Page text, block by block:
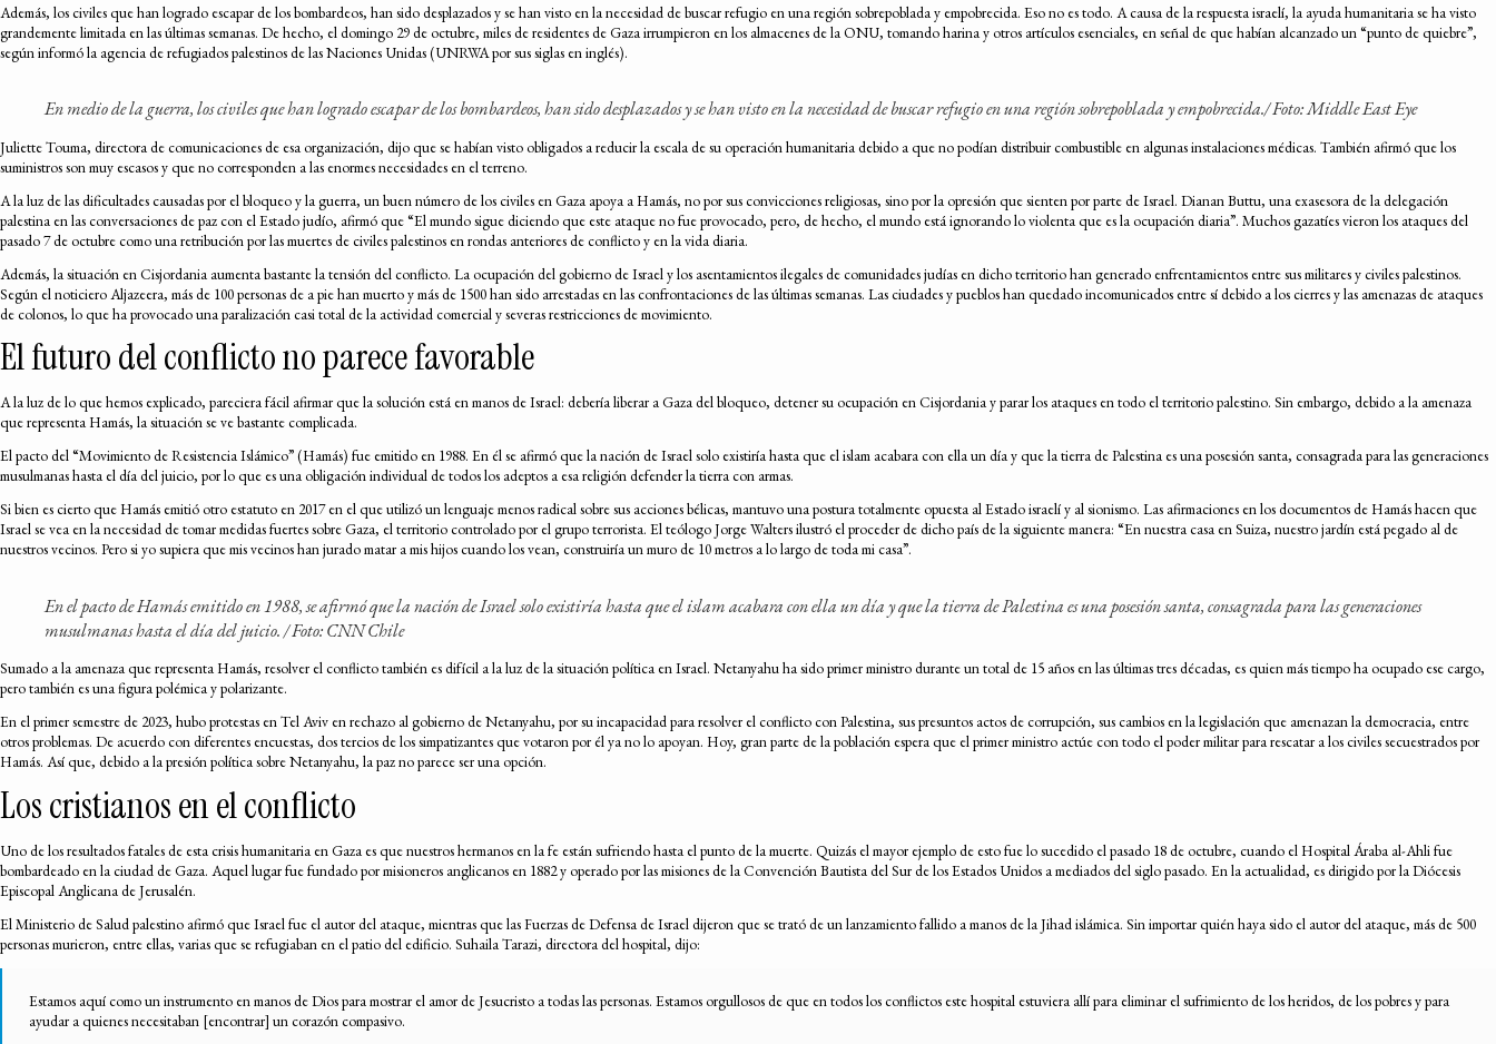
Además, los civiles que han logrado escapar de los bombardeos, han sido desplazados y se han visto en la necesidad de buscar refugio en una región sobrepoblada y empobrecida. Eso no es todo. A causa de la respuesta israelí, la ayuda humanitaria se ha visto
grandemente limitada en las últimas semanas. De hecho, el domingo 29 de octubre, miles de residentes de Gaza irrumpieron en los almacenes de la ONU, tomando harina y otros artículos esenciales, en señal de que habían alcanzado un “punto de quiebre”,
según informó la agencia de refugiados palestinos de las Naciones Unidas (UNRWA por sus siglas en inglés).
En medio de la guerra, los civiles que han logrado escapar de los bombardeos, han sido desplazados y se han visto en la necesidad de buscar refugio en una región sobrepoblada y empobrecida./Foto: Middle East Eye
Juliette Touma, directora de comunicaciones de esa organización, dijo que se habían visto obligados a reducir la escala de su operación humanitaria debido a que no podían distribuir combustible en algunas instalaciones médicas. También afirmó que los
suministros son muy escasos y que no corresponden a las enormes necesidades en el terreno.
A la luz de las dificultades causadas por el bloqueo y la guerra, un buen número de los civiles en Gaza apoya a Hamás, no por sus convicciones religiosas, sino por la opresión que sienten por parte de Israel. Dianan Buttu, una exasesora de la delegación
palestina en las conversaciones de paz con el Estado judío, afirmó que “El mundo sigue diciendo que este ataque no fue provocado, pero, de hecho, el mundo está ignorando lo violenta que es la ocupación diaria”. Muchos gazatíes vieron los ataques del
pasado 7 de octubre como una retribución por las muertes de civiles palestinos en rondas anteriores de conflicto y en la vida diaria.
Además, la situación en Cisjordania aumenta bastante la tensión del conflicto. La ocupación del gobierno de Israel y los asentamientos ilegales de comunidades judías en dicho territorio han generado enfrentamientos entre sus militares y civiles palestinos.
Según el noticiero Aljazeera, más de 100 personas de a pie han muerto y más de 1500 han sido arrestadas en las confrontaciones de las últimas semanas. Las ciudades y pueblos han quedado incomunicados entre sí debido a los cierres y las amenazas de ataques
de colonos, lo que ha provocado una paralización casi total de la actividad comercial y severas restricciones de movimiento.
El futuro del conflicto no parece favorable
A la luz de lo que hemos explicado, pareciera fácil afirmar que la solución está en manos de Israel: debería liberar a Gaza del bloqueo, detener su ocupación en Cisjordania y parar los ataques en todo el territorio palestino. Sin embargo, debido a la amenaza
que representa Hamás, la situación se ve bastante complicada.
El pacto del “Movimiento de Resistencia Islámico” (Hamás) fue emitido en 1988. En él se afirmó que la nación de Israel solo existiría hasta que el islam acabara con ella un día y que la tierra de Palestina es una posesión santa, consagrada para las generaciones
musulmanas hasta el día del juicio, por lo que es una obligación individual de todos los adeptos a esa religión defender la tierra con armas.
Si bien es cierto que Hamás emitió otro estatuto en 2017 en el que utilizó un lenguaje menos radical sobre sus acciones bélicas, mantuvo una postura totalmente opuesta al Estado israelí y al sionismo. Las afirmaciones en los documentos de Hamás hacen que
Israel se vea en la necesidad de tomar medidas fuertes sobre Gaza, el territorio controlado por el grupo terrorista. El teólogo Jorge Walters ilustró el proceder de dicho país de la siguiente manera: “En nuestra casa en Suiza, nuestro jardín está pegado al de
nuestros vecinos. Pero si yo supiera que mis vecinos han jurado matar a mis hijos cuando los vean, construiría un muro de 10 metros a lo largo de toda mi casa”.
En el pacto deHamásemitido en 1988, se afirmó que la nación de Israel solo existiría hasta que el islam acabara con ella un día y que la tierra de Palestina es una posesión santa, consagrada para las generaciones
musulmanas hasta el día del juicio. /Foto: CNN Chile
Sumado a la amenaza que representa Hamás, resolver el conflicto también es difícil a la luz de la situación política en Israel. Netanyahu ha sido primer ministro durante un total de 15 años en las últimas tres décadas, es quien más tiempo ha ocupado ese cargo,
pero también es una figura polémica y polarizante.
En el primer semestre de 2023, hubo protestas en Tel Aviv en rechazo al gobierno de Netanyahu, por su incapacidad para resolver el conflicto con Palestina, sus presuntos actos de corrupción, sus cambios en la legislación que amenazan la democracia, entre
otros problemas. De acuerdo con diferentes encuestas, dos tercios de los simpatizantes que votaron por él ya no lo apoyan. Hoy, gran parte de la población espera que el primer ministro actúe con todo el poder militar para rescatar a los civiles secuestrados por
Hamás. Así que, debido a la presión política sobre Netanyahu, la paz no parece ser una opción.
Los cristianos en el conflicto
Uno de los resultados fatales de esta crisis humanitaria en Gaza es que nuestros hermanos en la fe están sufriendo hasta el punto de la muerte. Quizás el mayor ejemplo de esto fue lo sucedido el pasado 18 de octubre, cuando el Hospital Áraba al-Ahli fue
bombardeado en la ciudad de Gaza. Aquel lugar fue fundado por misioneros anglicanos en 1882 y operado por las misiones de la Convención Bautista del Sur de los Estados Unidos a mediados del siglo pasado. En la actualidad, es dirigido por la Diócesis
Episcopal Anglicana de Jerusalén.
El Ministerio de Salud palestino afirmó que Israel fue el autor del ataque, mientras que las Fuerzas de Defensa de Israel dijeron que se trató de un lanzamiento fallido a manos de la Jihad islámica. Sin importar quién haya sido el autor del ataque, más de 500
personas murieron, entre ellas, varias que se refugiaban en el patio del edificio. Suhaila Tarazi, directora del hospital, dijo:
Estamos aquí como un instrumento en manos de Dios para mostrar el amor de Jesucristo a todas las personas. Estamos orgullosos de que en todos los conflictos este hospital estuviera allí para eliminar el sufrimiento de los heridos, de los pobres y para
ayudar a quienes necesitaban [encontrar] un corazón compasivo.